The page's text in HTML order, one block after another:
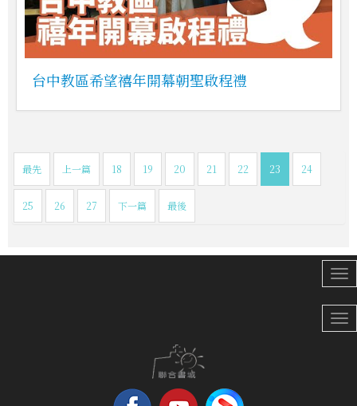
台中教區希望禧年開幕朝聖啟程禮
最先 上一篇 18 19 20 21 22 23 24
25 26 27 下一篇 最後